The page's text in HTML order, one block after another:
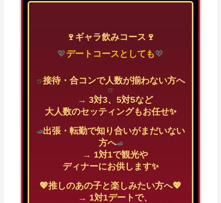
🍷ギャラ飲みコース🍷
💖デートコースとしても💖
🍺接待・合コンで人数が揃わない方へ
🍺
→ 3対3、5対5など
大人数のセッティングもお任せ✨
🚅出張・転勤で知り合いがまだいない
方へ🚅
→ 1対1で観光や
ディナーにお供します✨
💖推しのあの子と楽しみたい方へ💖
→ 1対1デートで、